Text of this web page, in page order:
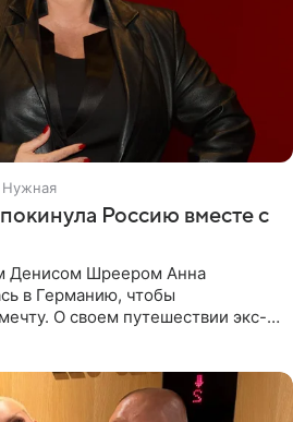
Нужная
Россию вместе с
Денисом Шреером Анна
в Германию, чтобы
О своем путешествии экс-